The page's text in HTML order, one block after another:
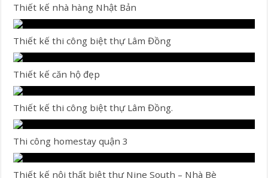
Thiết kế nhà hàng Nhật Bản
Thiết kế thi công biệt thự Lâm Đồng
Thiết kế căn hộ đẹp
Thiết kế thi công biệt thự Lâm Đồng.
Thi công homestay quận 3
Thiết kế nội thất biệt thự Nine South – Nhà Bè